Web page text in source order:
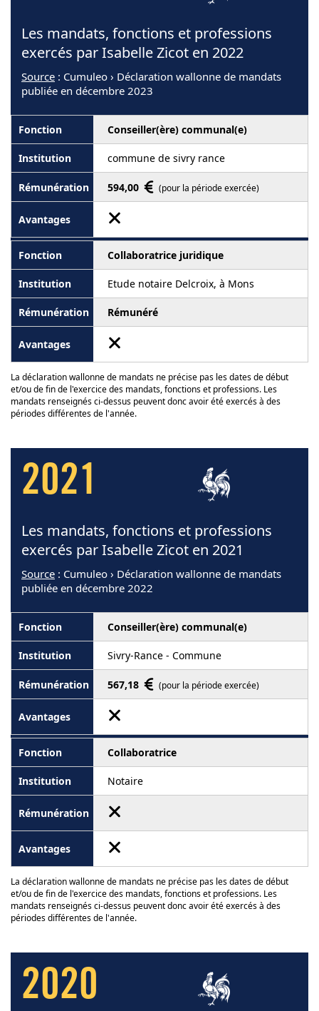
Les mandats, fonctions et professions
exercés par Isabelle Zicot en 2022
Source : Cumuleo › Déclaration wallonne de mandats
publiée en décembre 2023
Conseiller(ère) communal(e)
commune de sivry rance
594,00 (pour la période exercée)
Collaboratrice juridique
Etude notaire Delcroix, à Mons
Rémunéré
La déclaration wallonne de mandats ne précise pas les dates de début
et/ou de fin de l'exercice des mandats, fonctions et professions. Les
mandats renseignés ci-dessus peuvent donc avoir été exercés à des
périodes différentes de l'année.
2021
Les mandats, fonctions et professions
exercés par Isabelle Zicot en 2021
Source : Cumuleo › Déclaration wallonne de mandats
publiée en décembre 2022
Conseiller(ère) communal(e)
Sivry-Rance - Commune
567,18 (pour la période exercée)
Collaboratrice
Notaire
La déclaration wallonne de mandats ne précise pas les dates de début
et/ou de fin de l'exercice des mandats, fonctions et professions. Les
mandats renseignés ci-dessus peuvent donc avoir été exercés à des
périodes différentes de l'année.
2020